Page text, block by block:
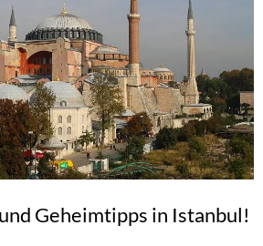
Geheimtipps in Istanbul!